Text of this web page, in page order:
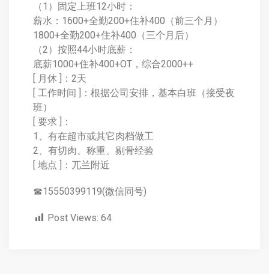
（1）固定上班12小时：
薪水：1600+全勤200+住补400（前三个月）
1800+全勤200+住补400（三个月后）
（2）按照44小时底薪：
底薪1000+住补400+OT，综合2000++
[ 月休 ]：2天
[ 工作时间 ]：根据公司安排，基本白班（接受夜
班）
[ 要求 ]：
1、有在超市或其它肉档做工
2、有切肉、称重、剔骨经验
[ 地点 ]：兀兰附近
☎15550399119(微信同号)
Post Views: 64